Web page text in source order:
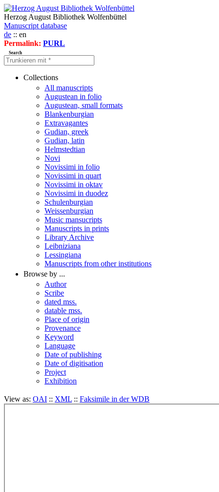
Herzog August Bibliothek Wolfenbüttel
Manuscript database
de :: en
Permalink: PURL
Search
Collections
All manuscripts
Augustean in folio
Augustean, small formats
Blankenburgian
Extravagantes
Gudian, greek
Gudian, latin
Helmstedtian
Novi
Novissimi in folio
Novissimi in quart
Novissimi in oktav
Novissimi in duodez
Schulenburgian
Weissenburgian
Music mansucripts
Manuscripts in prints
Library Archive
Leibniziana
Lessingiana
Manuscripts from other institutions
Browse by ...
Author
Scribe
dated mss.
datable mss.
Place of origin
Provenance
Keyword
Language
Date of publishing
Date of digitisation
Project
Exhibition
View as: OAI :: XML :: Faksimile in der WDB